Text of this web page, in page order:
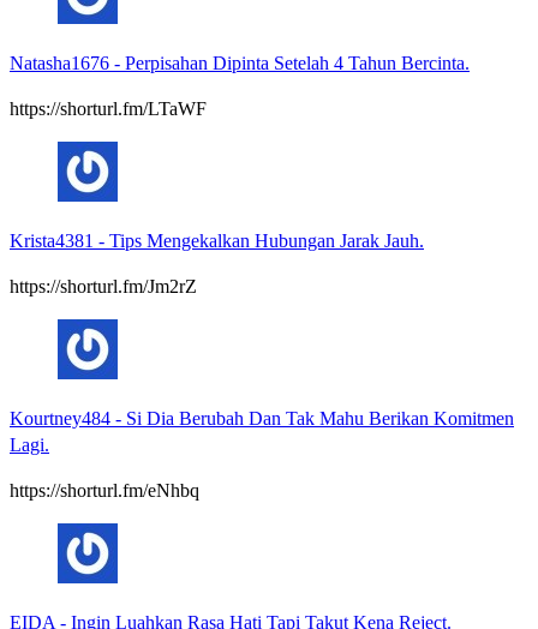
Natasha1676 - Perpisahan Dipinta Setelah 4 Tahun Bercinta.
https://shorturl.fm/LTaWF
Krista4381 - Tips Mengekalkan Hubungan Jarak Jauh.
https://shorturl.fm/Jm2rZ
Kourtney484 - Si Dia Berubah Dan Tak Mahu Berikan Komitmen
Lagi.
https://shorturl.fm/eNhbq
EIDA - Ingin Luahkan Rasa Hati Tapi Takut Kena Reject.